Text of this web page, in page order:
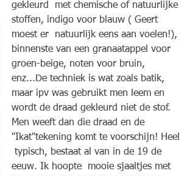
gekleurd  met chemische of natuurlijke
stoffen, indigo voor blauw ( Geert
moest er  natuurlijk eens aan voelen!),
binnenste van een granaatappel voor
groen-beige, noten voor bruin,
enz...De techniek is wat zoals batik,
maar ipv was gebruikt men leem en
wordt de draad gekleurd niet de stof.
Men weeft dan die draad en de
"Ikat"tekening komt te voorschijn! Heel
typisch, bestaat al van in de 19 de
eeuw. Ik hoopte  mooie sjaaltjes met